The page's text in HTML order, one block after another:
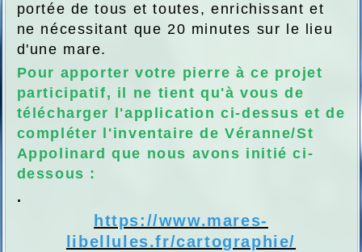
portée de tous et toutes, enrichissant et
ne nécessitant que 20 minutes sur le lieu
d'une mare.
Pour apporter votre pierre à ce projet
participatif, il ne tient qu'à vous de
télécharger l'application ci-dessus et de
compléter l'inventaire de Véranne/St
Appolinard que nous avons initié ci-
dessous :
.
https://www.mares-
libellules.fr/cartographie/